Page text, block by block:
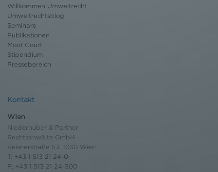
Willkommen Umweltrecht
Umweltrechtsblog
Seminare
Publikationen
Moot Court
Stipendium
Pressebereich
Kontakt
Wien
Niederhuber & Partner
Rechtsanwälte GmbH
Reisnerstraße 53, 1030 Wien
T: +43 1 513 21 24-0
F: +43 1 513 21 24-300